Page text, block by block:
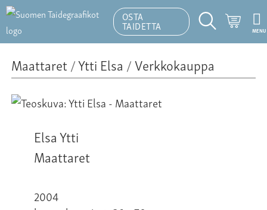
OSTA
TAIDETTA
Hakutoiminto
MENU
Maattaret/Ytti Elsa /Verkkokauppa
Elsa Ytti
Maattaret
2004